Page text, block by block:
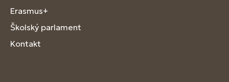
Erasmus+
Školský parlament
Kontakt